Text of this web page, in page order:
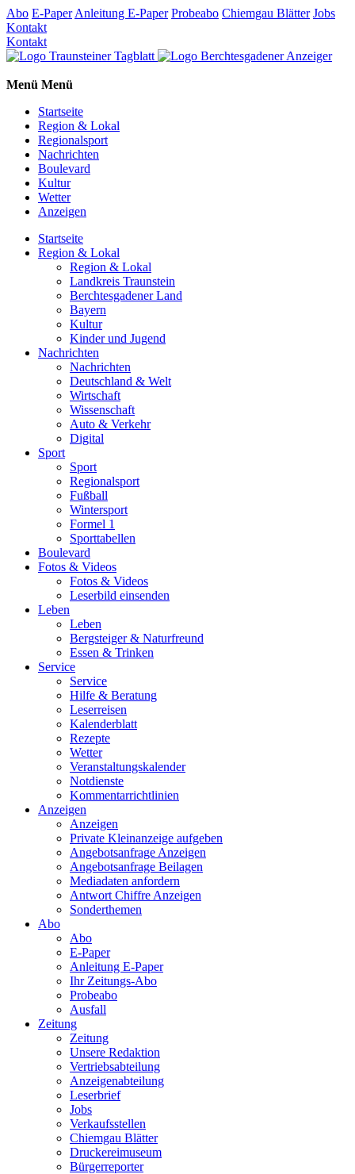
Abo E-Paper Anleitung E-Paper Probeabo Chiemgau Blätter Jobs
Kontakt
Kontakt
Menü Menü
Startseite
Region & Lokal
Regionalsport
Nachrichten
Boulevard
Kultur
Wetter
Anzeigen
Startseite
Region & Lokal
Region & Lokal
Landkreis Traunstein
Berchtesgadener Land
Bayern
Kultur
Kinder und Jugend
Nachrichten
Nachrichten
Deutschland & Welt
Wirtschaft
Wissenschaft
Auto & Verkehr
Digital
Sport
Sport
Regionalsport
Fußball
Wintersport
Formel 1
Sporttabellen
Boulevard
Fotos & Videos
Fotos & Videos
Leserbild einsenden
Leben
Leben
Bergsteiger & Naturfreund
Essen & Trinken
Service
Service
Hilfe & Beratung
Leserreisen
Kalenderblatt
Rezepte
Wetter
Veranstaltungskalender
Notdienste
Kommentarrichtlinien
Anzeigen
Anzeigen
Private Kleinanzeige aufgeben
Angebotsanfrage Anzeigen
Angebotsanfrage Beilagen
Mediadaten anfordern
Antwort Chiffre Anzeigen
Sonderthemen
Abo
Abo
E-Paper
Anleitung E-Paper
Ihr Zeitungs-Abo
Probeabo
Ausfall
Zeitung
Zeitung
Unsere Redaktion
Vertriebsabteilung
Anzeigenabteilung
Leserbrief
Jobs
Verkaufsstellen
Chiemgau Blätter
Druckereimuseum
Bürgerreporter